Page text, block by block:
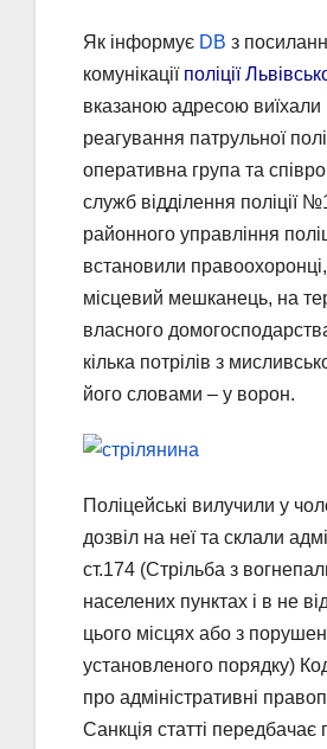
Як інформує DB з
комунікації поліції
вказаною адресою виїхали
реагування патрульної
оперативна група та
служб відділення поліції
районного управління
встановили
місцевий мешканець, на
власного
кілька потрілів з
його словами – у ворон.
Поліцейські вилучили у
дозвіл на неї та склали
ст.174 (Стрільба з
населених пунктах і в не
цього місцях або з
установленого порядку)
про адміністративні
Санкція статті передбачає